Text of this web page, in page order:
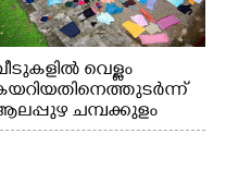
വെള്ളം
ചമ്പക്കുളം
തോമസ്